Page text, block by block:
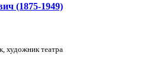
(1875-1949)
художник театра